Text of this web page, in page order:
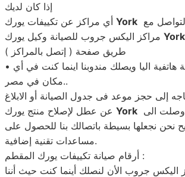
إذا كان لديك
York
York
طريق صفحة ( إتصل بالمراكز )
• فقط مكالمة هاتفية اليا ويصلك مندوبنا اينما كنت في أي
مكان في مصر..
إلى حجز موعد فى جدول الصيانة أو الابلاغ
York
نحن نجعلها بسيطة باتصالك بنا للحصول على
مساعدات تقنية إضافية.
أرقام صيانة تكييفات يورك المقطم :
اليكس جروب الأن لنصلك أينما كنت حيث أننا